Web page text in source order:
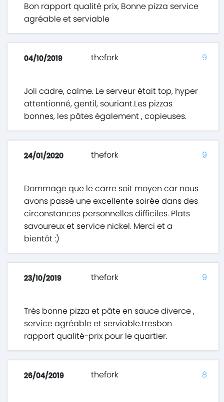
Bon rapport qualité prix, Bonne pizza service
agréable et serviable
04/10/2019 thefork
Joli cadre, calme. Le serveur était top, hyper
attentionné, gentil, souriant.Les pizzas
bonnes, les pâtes également , copieuses.
9
24/01/2020 thefork
Dommage que le carre soit moyen car nous
avons passé une excellente soirée dans des
circonstances personnelles difficiles. Plats
savoureux et service nickel. Merci et a
bientôt :)
9
23/10/2019 thefork
Très bonne pizza et pâte en sauce diverce ,
service agréable et serviable.tresbon
rapport qualité-prix pour le quartier.
9
26/04/2019 thefork 8